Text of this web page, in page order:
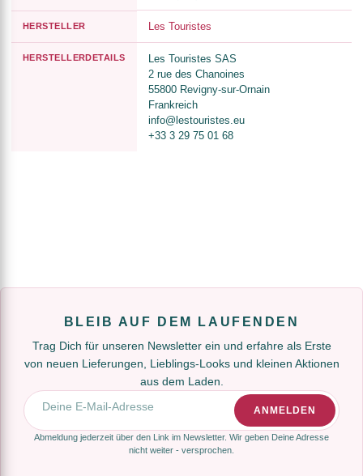
HERSTELLER Les Touristes
HERSTELLERDETAILS
Les Touristes SAS
2 rue des Chanoines
55800 Revigny-sur-Ornain
Frankreich
info@lestouristes.eu
+33 3 29 75 01 68
BLEIB AUF DEM LAUFENDEN
Trag Dich für unseren Newsletter ein und erfahre als Erste
von neuen Lieferungen, Lieblings-Looks und kleinen Aktionen
aus dem Laden.
E-Mail-Adresse
ANMELDEN
Abmeldung jederzeit über den Link im Newsletter. Wir geben Deine Adresse
nicht weiter - versprochen.